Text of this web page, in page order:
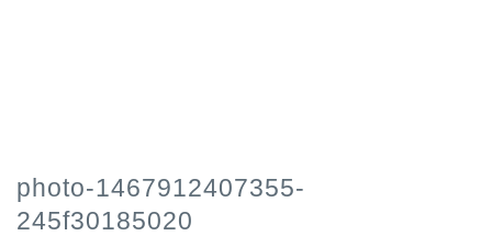
photo-1467912407355-
245f30185020